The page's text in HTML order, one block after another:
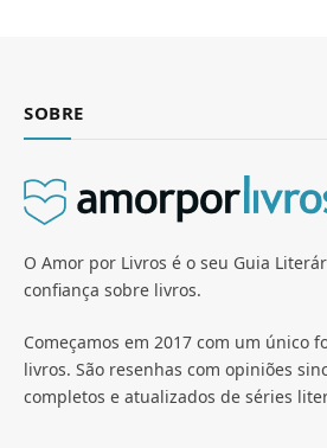
SOBRE
O Amor por Livros é o seu Guia
confiança sobre livros.
Começamos em 2017 com um único
livros. São resenhas com opiniões
completos e atualizados de séries